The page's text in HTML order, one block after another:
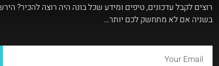
רוצים לקבל עדכונים, טיפים ומידע שכל בונה היה רוצה להכיר?
בשניה אם לא מתחשק לכם יותר…